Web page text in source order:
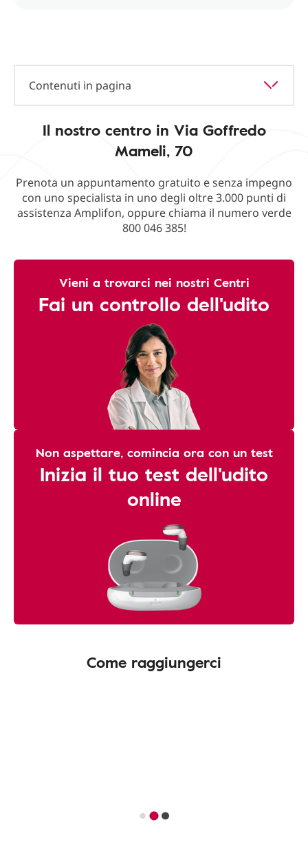
Contenuti in pagina
Il nostro centro in Via Goffredo
Mameli, 70
Prenota un appuntamento gratuito e senza impegno
con uno specialista in uno degli oltre 3.000 punti di
assistenza Amplifon, oppure chiama il numero verde
800 046 385!
Vieni a trovarci nei nostri Centri
Fai un controllo dell'udito
Non aspettare, comincia ora con un test
Inizia il tuo test dell'udito
online
Come raggiungerci